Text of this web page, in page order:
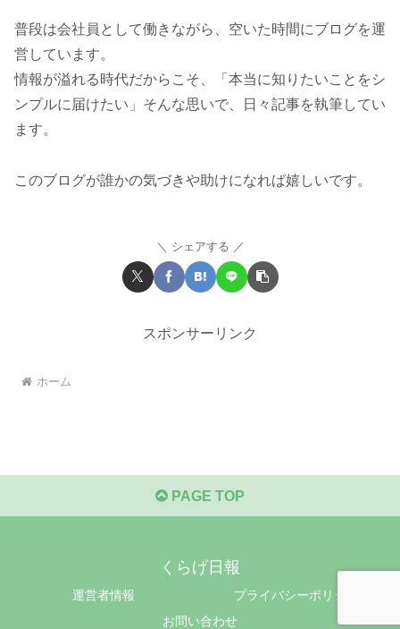
普段は会社員として働きながら、空いた時間にブログを運
営しています。
情報が溢れる時代だからこそ、「本当に知りたいことをシ
ンプルに届けたい」そんな思いで、日々記事を執筆してい
ます。
このブログが誰かの気づきや助けになれば嬉しいです。
シェアする
スポンサーリンク
ホーム
PAGE TOP
くらげ日報
運営者情報
プライバシーポリシー
お問い合わせ